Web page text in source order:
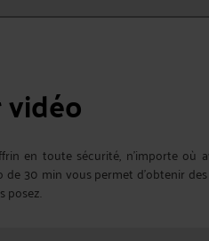
en toute sécurité, n’importe où
30 min vous permet d'obtenir
posez.